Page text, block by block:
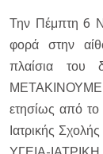
Την Πέμπτη 6
φορά στην
πλαίσια του
ετησίως από
Ιατρικής